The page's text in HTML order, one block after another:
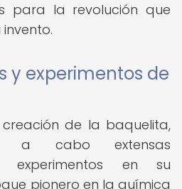
para la revolución que
y experimentos de
de la baquelita,
a cabo extensas
experimentos en su
pionero en la química